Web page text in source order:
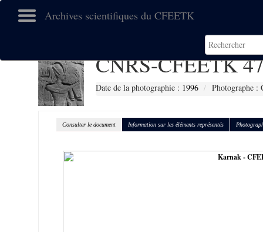
Archives scientifiques du CFEETK
CNRS-CFEETK
Date de la photographie : 1996 Photographe :
Consulter le document Information sur les éléments représentés